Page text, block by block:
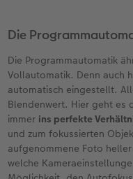
Die
Die Programmautomatik
Vollautomatik. Denn auch
automatisch eingestellt.
Blendenwert. Hier geht es
immer ins perfekte
und zum fokussierten
aufgenommene Foto
welche